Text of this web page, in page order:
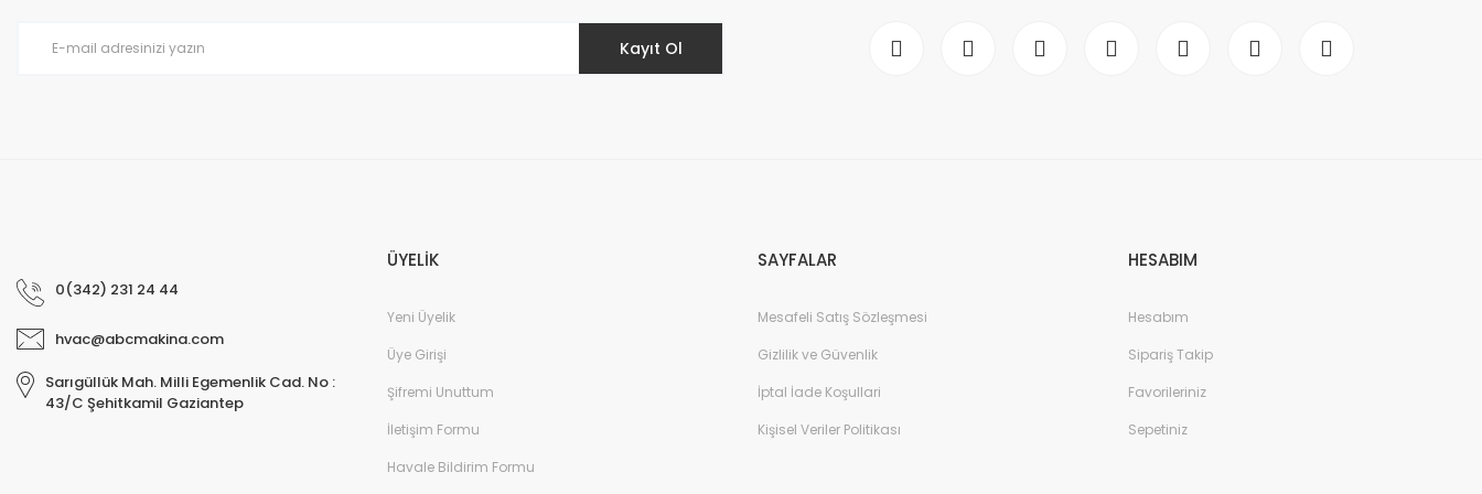
Kayıt Ol
0(342) 231 24 44
hvac@abcmakina.com
Sarıgüllük Mah. Milli Egemenlik Cad. No :
43/C Şehitkamil Gaziantep
ÜYELİK
Yeni Üyelik
Üye Girişi
Şifremi Unuttum
İletişim Formu
Havale Bildirim Formu
SAYFALAR
Mesafeli Satış Sözleşmesi
Gizlilik ve Güvenlik
İptal İade Koşullari
Kişisel Veriler Politikası
HESABIM
Hesabım
Sipariş Takip
Favorileriniz
Sepetiniz